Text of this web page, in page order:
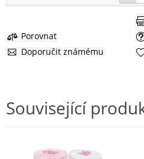
Porovnat
Doporučit známému
Související